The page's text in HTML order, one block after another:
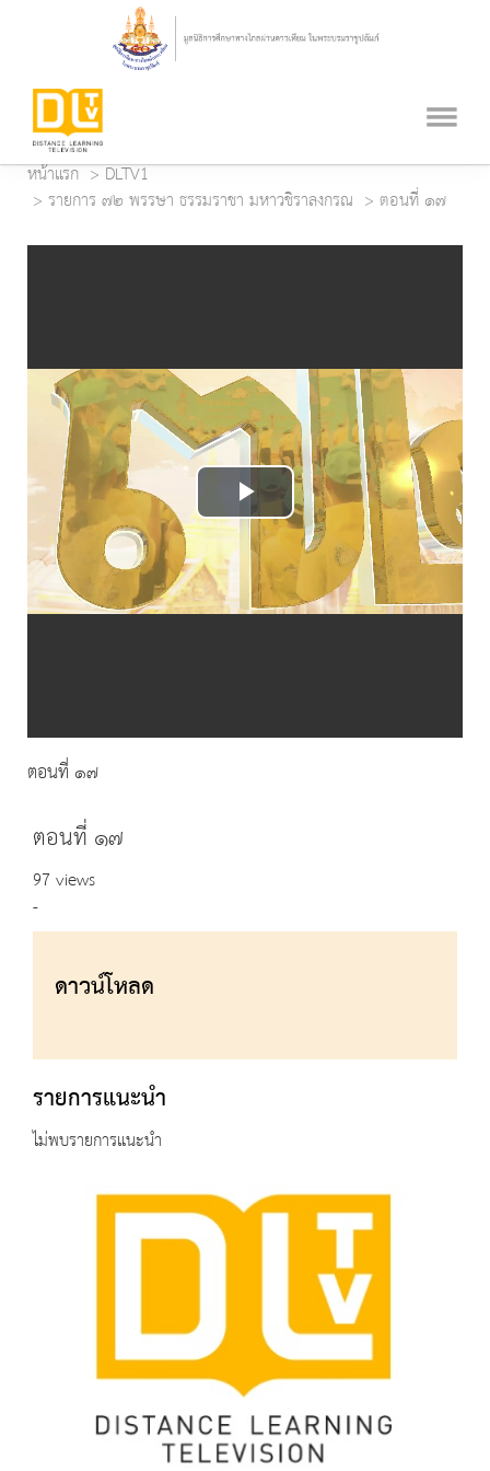
หน้าแรก
DLTV1
รายการ ๗๒ พรรษา ธรรมราชา มหาวชิราลงกรณ
ตอนที่ ๑๗
Play
Video
ตอนที่ ๑๗
ตอนที่ ๑๗
97 views
-
ดาวน์โหลด
รายการแนะนำ
ไม่พบรายการแนะนำ